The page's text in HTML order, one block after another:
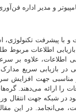
و مدیر اداره
با پیشرفت تکنولوژی،
اطلاعات
اطلاعات، علاوه بر
بازیابی سریع مدارک
جهت افزایش
را ارائه می‌دهند.
در شبکه جهت انتقال